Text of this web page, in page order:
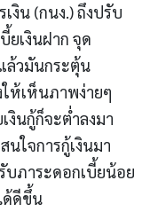
งิน (กนง.) ถึงปรับ
ยเงินฝาก จุด
ล้วมันกระตุ้น
ให้เห็นภาพง่ายๆ
งินกู้ก็จะต่ำลงมา
นใจการกู้เงินมา
ภาระดอกเบี้ยน้อย
ด้ดีขึ้น